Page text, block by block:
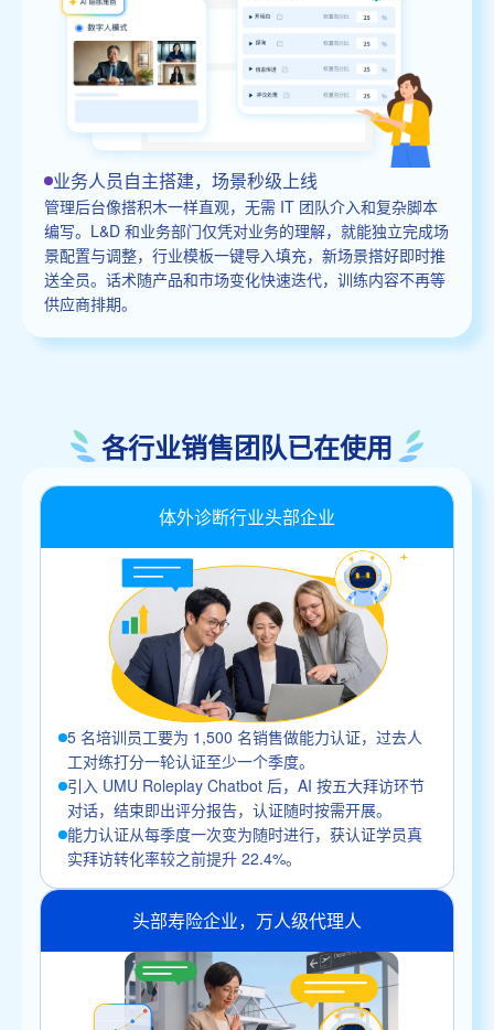
业务人员自主搭建，场景秒级上线
管理后台像搭积木一样直观，无需 IT 团队介入和复杂脚本
编写。L&D 和业务部门仅凭对业务的理解，就能独立完成场
景配置与调整，行业模板一键导入填充，新场景搭好即时推
送全员。话术随产品和市场变化快速迭代，训练内容不再等
供应商排期。
各行业销售团队已在使用
体外诊断行业头部企业
5 名培训员工要为 1,500 名销售做能力认证，过去人
工对练打分一轮认证至少一个季度。
引入 UMU Roleplay Chatbot 后，AI 按五大拜访环节
对话，结束即出评分报告，认证随时按需开展。
能力认证从每季度一次变为随时进行，获认证学员真
实拜访转化率较之前提升 22.4%。
头部寿险企业，万人级代理人